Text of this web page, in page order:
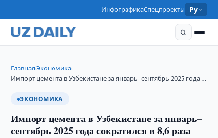
ИнфографикаСпецпроекты Ру
Главная›Экономика›
Импорт цемента в Узбекистане за январь–сентябрь 2025 года …
ЭКОНОМИКА
Импорт цемента в Узбекистане за январь–
сентябрь 2025 года сократился в 8,6 раза